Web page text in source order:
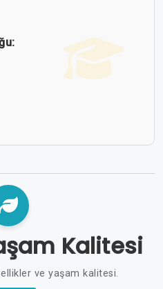
Kalitesi
ve yaşam kalitesi.